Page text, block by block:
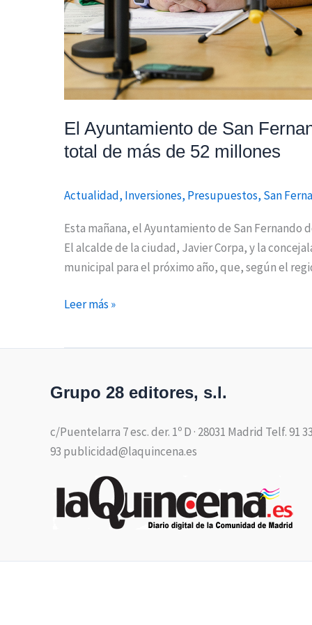
El Ayuntamiento de San
total de más de 52 millones
Actualidad, Inversiones, Presupuestos, San
Esta mañana, el Ayuntamiento de San Fernando
El alcalde de la ciudad, Javier Corpa, y la
municipal para el próximo año, que, según el
52
millones
Leer más »
Grupo 28 editores, s.l.
c/Puentelarra 7 esc. der. 1º D · 28031 Madrid Telf. 91
93 publicidad@laquincena.es